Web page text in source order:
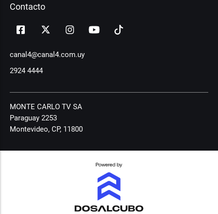
Contacto
canal4@canal4.com.uy
2924 4444
MONTE CARLO TV SA
Paraguay 2253
Montevideo, CP, 11800